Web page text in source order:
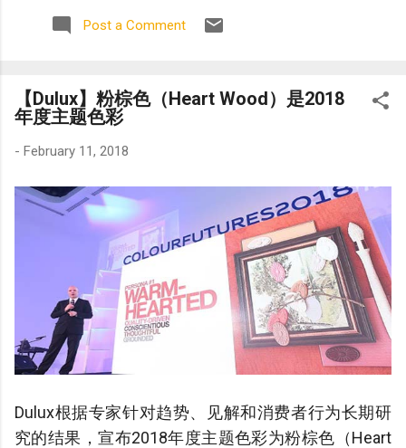
Post a Comment
【Dulux】粉棕色（Heart Wood）是2018
年度主题色彩
- February 11, 2018
Dulux根据专家针对趋势、见解和消费者行为长期研
究的结果，宣布2018年度主题色彩为粉棕色（Heart